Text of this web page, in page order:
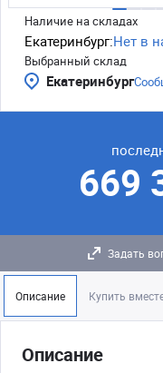
Наличие на складах
Екатеринбург:Нет в
Выбранный склад
Екатеринбург
669
Задать
Описание Купить
Описание